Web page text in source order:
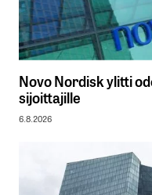
Novo Nordisk ylitti
sijoittajille
6.8.2026